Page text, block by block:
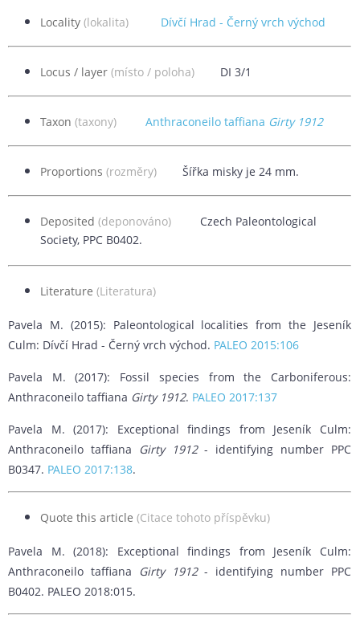
Locality (lokalita) Dívčí Hrad - Černý vrch východ
Locus / layer (místo / poloha) DI 3/1
Taxon (taxony) Anthraconeilo taffiana Girty 1912
Proportions (rozměry) Šířka misky je 24 mm.
Deposited (deponováno) Czech Paleontological
Society, PPC B0402.
Literature (Literatura)
Pavela M. (2015): Paleontological localities from the Jeseník
Culm: Dívčí Hrad - Černý vrch východ. PALEO 2015:106
Pavela M. (2017): Fossil species from the Carboniferous:
Anthraconeilo taffiana Girty 1912. PALEO 2017:137
Pavela M. (2017): Exceptional findings from Jeseník Culm:
Anthraconeilo taffiana
Girty 1912- identifying number PPC
B0347. PALEO 2017:138.
Quote this article (Citace tohoto příspěvku)
Pavela M. (2018): Exceptional findings from Jeseník Culm:
Anthraconeilo taffiana
Girty 1912- identifying number PPC
B0402. PALEO 2018:015.